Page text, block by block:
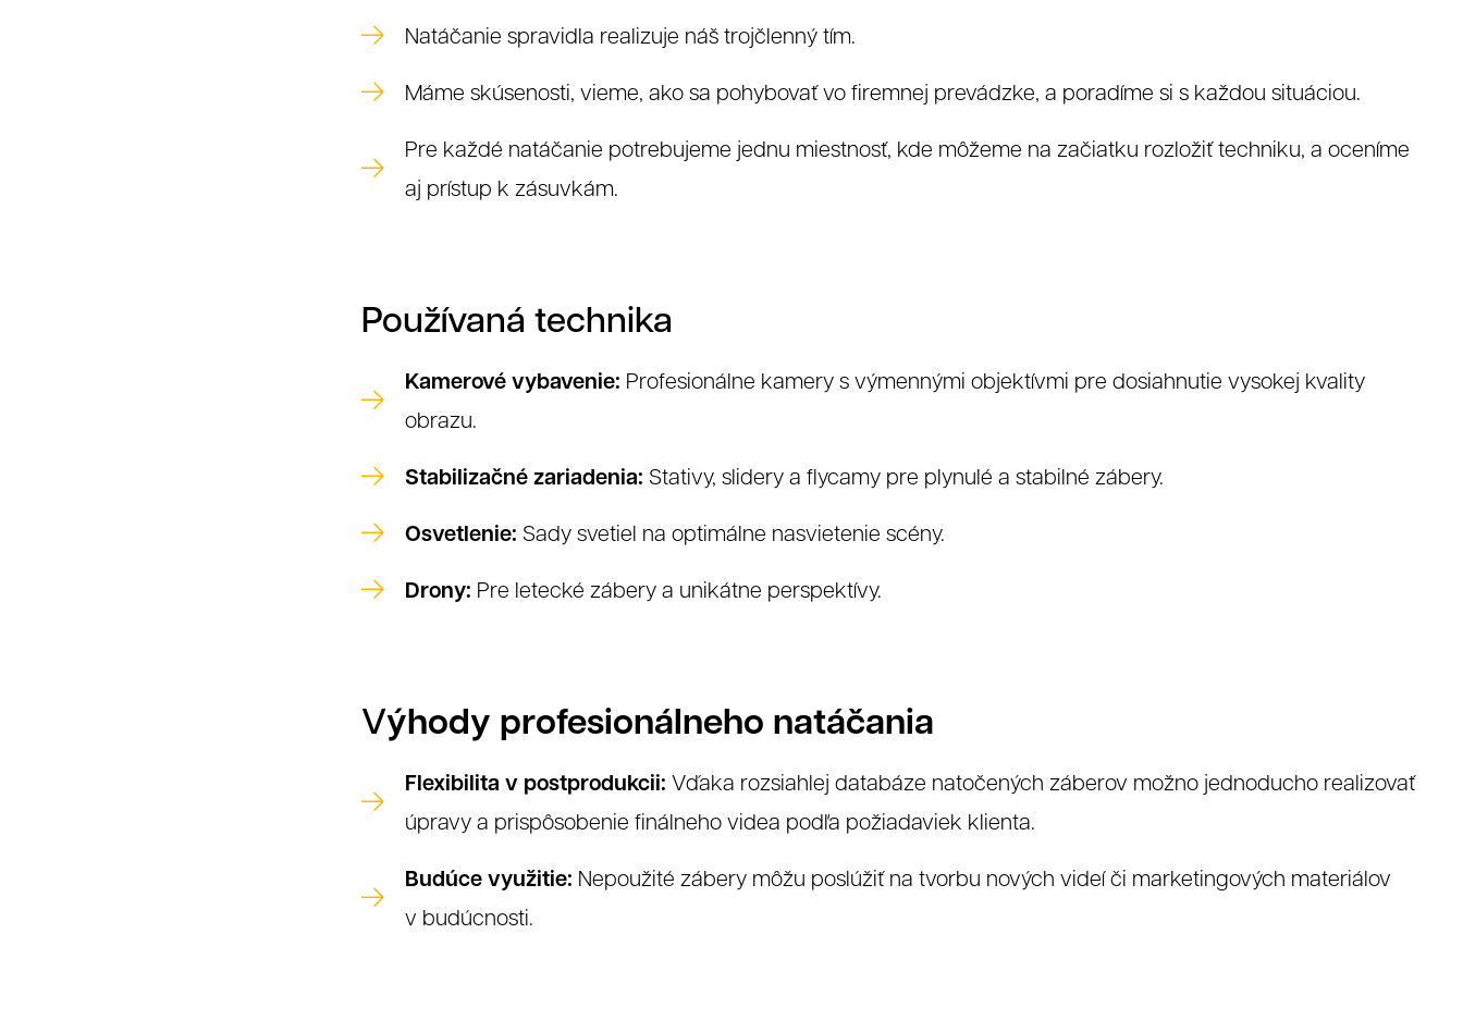
Referencie
Grafika Weby Video
Klienti
Natáčanie spravidla realizuje náš trojčlenný tím.
Máme skúsenosti, vieme, ako sa pohybovať vo firemnej prevádzke, a poradíme si s každou situáciou.
Pre každé natáčanie potrebujeme jednu miestnosť, kde môžeme na začiatku rozložiť techniku, a oceníme
aj prístup k zásuvkám.
Používaná technika
Kamerové vybavenie: Profesionálne kamery s výmennými objektívmi pre dosiahnutie vysokej kvality
obrazu.
Stabilizačné zariadenia: Stativy, slidery a flycamy pre plynulé a stabilné zábery.
Osvetlenie: Sady svetiel na optimálne nasvietenie scény.
Drony: Pre letecké zábery a unikátne perspektívy.
Výhody profesionálneho natáčania
Flexibilita v postprodukcii: Vďaka rozsiahlej databáze natočených záberov možno jednoducho realizovať
úpravy a prispôsobenie finálneho videa podľa požiadaviek klienta.
Budúce využitie: Nepoužité zábery môžu poslúžiť na tvorbu nových videí či marketingových materiálov
v budúcnosti.